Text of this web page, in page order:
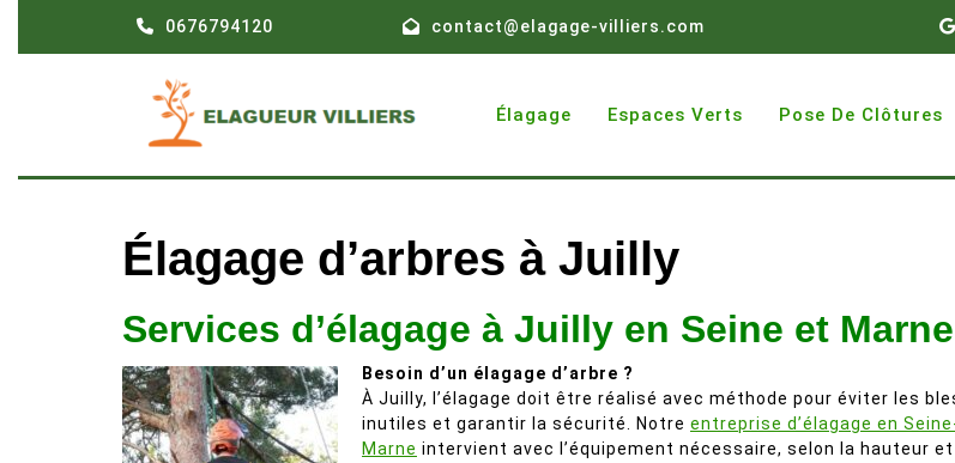
0676794120 contact@elagage-villiers.com
Élagage Espaces Verts Pose De Clôtures
Élagage d’arbres à Juilly
Services d’élagage à Juilly en Seine et Marne
Besoin d’un élagage d’arbre ?
À Juilly, l’élagage doit être réalisé avec méthode pour éviter les
inutiles et garantir la sécurité. Notre entreprise d’élagage en
Marne intervient avec l’équipement nécessaire, selon la hauteur et